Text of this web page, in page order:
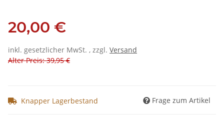
20,00 €
inkl. gesetzlicher MwSt. , zzgl. Versand
Alter Preis: 39,95 €
Knapper Lagerbestand Frage zum Artikel